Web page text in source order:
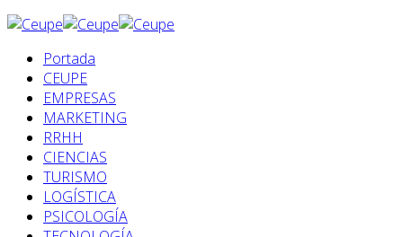
Portada
CEUPE
EMPRESAS
MARKETING
RRHH
CIENCIAS
TURISMO
LOGÍSTICA
PSICOLOGÍA